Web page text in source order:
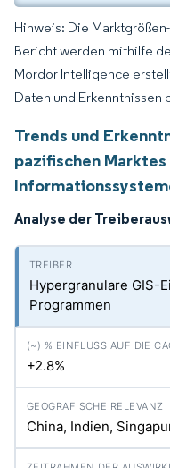
Hinweis: Die
Bericht werden mithilfe
Mordor Intelligence
Daten und Erkenntnissen
Trends und
pazifischen
Analyse der
Hypergranulare GIS-
Programmen
+2.8%
China, Indien,